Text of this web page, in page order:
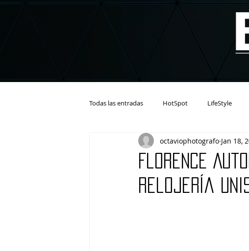
Todas las entradas HotSpot LifeStyle
Florence
relojería
octaviophotografo Jan 18,